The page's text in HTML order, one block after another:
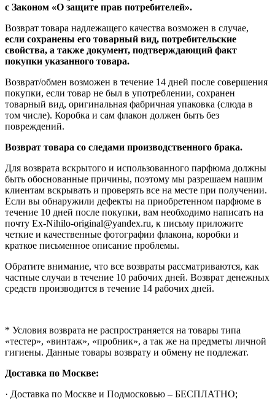
с Законом «О защите прав потребителей».
Возврат товара надлежащего качества возможен в случае,
если сохранены его товарный вид, потребительские
свойства, а также документ, подтверждающий факт
покупки указанного товара.
Возврат/обмен возможен в течение 14 дней после совершения
покупки, если товар не был в употреблении, сохранен
товарный вид, оригинальная фабричная упаковка (слюда в
том числе). Коробка и сам флакон должен быть без
повреждений.
Возврат товара со следами производственного брака.
Для возврата вскрытого и использованного парфюма должны
быть обоснованные причины, поэтому мы разрешаем нашим
клиентам вскрывать и проверять все на месте при получении.
Если вы обнаружили дефекты на приобретенном парфюме в
течение 10 дней после покупки, вам необходимо написать на
почту Ex-Nihilo-original@yandex.ru, к письму приложите
четкие и качественные фотографии флакона, коробки и
краткое письменное описание проблемы.
Обратите внимание, что все возвраты рассматриваются, как
частные случаи в течение 10 рабочих дней. Возврат денежных
средств производится в течение 14 рабочих дней.
* Условия возврата не распространяется на товары типа
«тестер», «винтаж», «пробник», а так же на предметы личной
гигиены. Данные товары возврату и обмену не подлежат.
Доставка по Москве:
· Доставка по Москве и Подмосковью – БЕСПЛАТНО;